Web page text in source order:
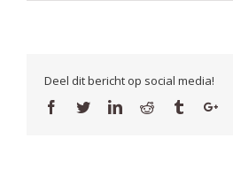
Deel dit bericht op social media!
Facebook
TwitterLinkedinReddit Tumblr